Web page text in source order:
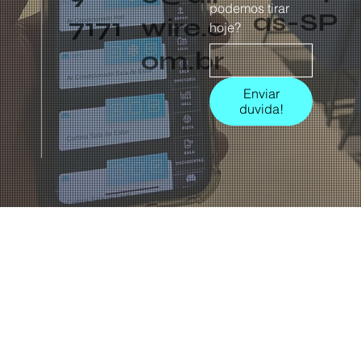
7171
wire.c
om.br
podemos tirar
hoje?
Enviar
duvida!
as-SP